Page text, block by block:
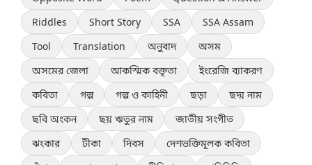
Riddles
Short Story SSA
SSA Assam
Tool
Translation অনুবাদ
অসম
অসমের জেলা
আকস্মিক বক্তৃতা
ইংরেজি ব্যাকরণ
কবিতা
গল্প গল্প ও কাহিনী ছড়া
ছদ্ম নাম
ছবি অংকন
ছয় ঋতুর নাম
জাতীয় সংগীত
ঝংকার
টীকা দিবস
দেশভক্তিমূলক কবিতা